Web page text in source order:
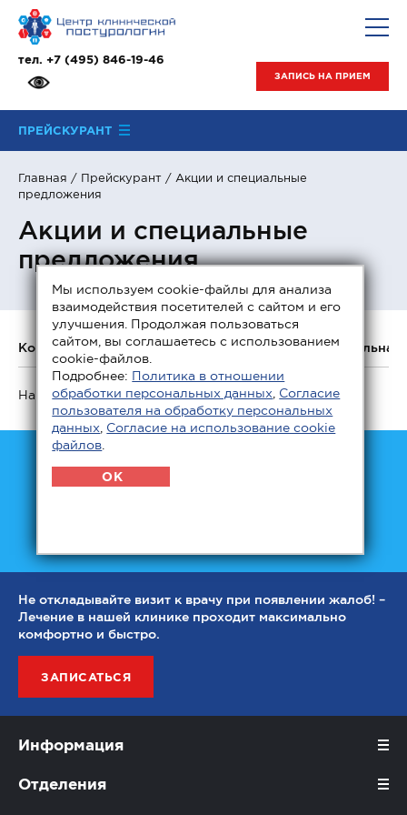
тел. +7 (495) 846-19-46
ЗАПИСЬ НА ПРИЕМ
ПРЕЙСКУРАНТ
Главная / Прейскурант / Акции и специальные
предложения
Акции и специальные
предложения
Консультации специалистов Неврология Мануальная
На данный момент актуальных акций нет.
Мы практикуем комплексный подход для
эффективного лечения пациентов со
Не откладывайте визит к врачу при появлении жалоб! –
Лечение в нашей клинике проходит максимально
комфортно и быстро.
ЗАПИСАТЬСЯ
Информация
Отделения
Мы используем cookie-файлы для анализа
взаимодействия посетителей с сайтом и его
улучшения. Продолжая пользоваться
сайтом, вы соглашаетесь с использованием
cookie-файлов.
Подробнее: Политика в отношении
обработки персональных данных Согласие
пользователя на обработку персональных
данных Согласие на использование cookie
файлов
OK